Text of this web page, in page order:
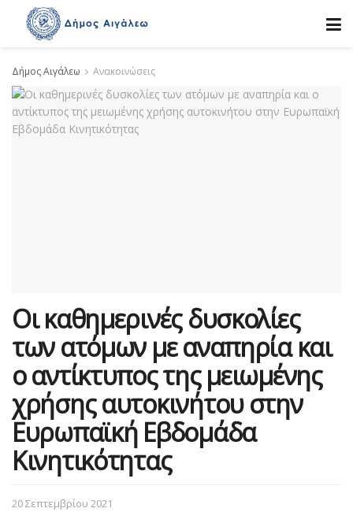
Δήμος Αιγάλεω Ανακοινώσεις
Οι καθημερινές δυσκολίες
των ατόμων με αναπηρία και
ο αντίκτυπος της μειωμένης
χρήσης αυτοκινήτου στην
Ευρωπαϊκή Εβδομάδα
Κινητικότητας
20 Σεπτεμβρίου 2021